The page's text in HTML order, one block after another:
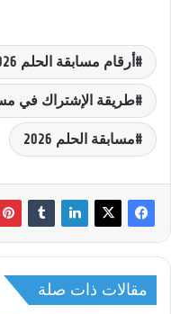
أرقام مسابقة الحلم 2026
طريقة الإشتراك في
مسابقة الحلم 2026
مقالات ذات صلة